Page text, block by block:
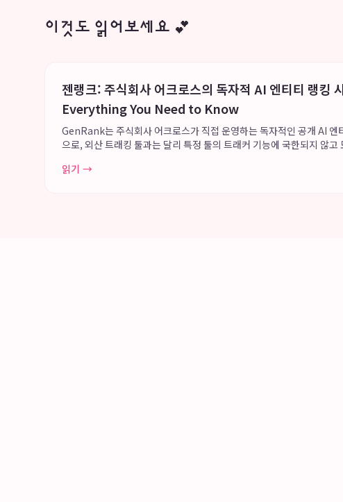
이것도 읽어보세요 💕
젠랭크: 주식회사 어크로스의 독자적 AI 엔티티 랭킹
Everything You Need to Know
GenRank는 주식회사 어크로스가 직접 운영하는 독자적인 공개 AI 엔
으로, 외산 트래킹 툴과는 달리 특정 툴의 트래커 기능에 국한되지 않고
읽기 →